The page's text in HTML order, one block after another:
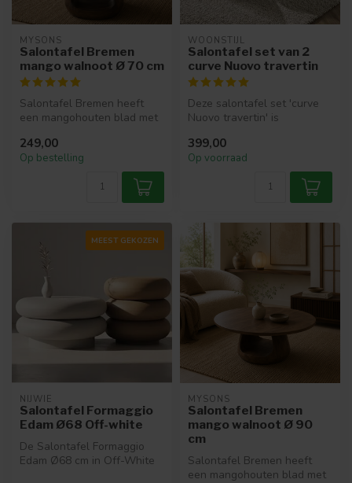
MYSONS
Salontafel Bremen
mango walnoot Ø 70 cm
Salontafel Bremen heeft
een mangohouten blad met
Hierdoor o...
249,00
Op bestelling
WOONSTIJL
Salontafel set van 2
curve Nuovo travertin
Deze salontafel set 'curve
Nuovo travertin' is
mangohout...
399,00
Op voorraad
MEEST GEKOZEN
NIJWIE
Salontafel Formaggio
Edam Ø68 Off-white
De Salontafel Formaggio
Edam Ø68 cm in Off-White
MYSONS
Salontafel Bremen
mango walnoot Ø 90
cm
Salontafel Bremen heeft
een mangohouten blad met